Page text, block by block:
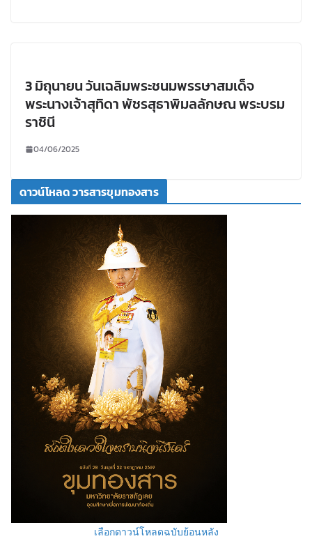
3 มิถุนายน วันเฉลิมพระชนมพรรษาสมเด็จ
พระนางเจ้าสุทิดา พัชรสุธาพิมลลักษณ พระบรม
ราชินี
04/06/2025
ดาวน์โหลด วารสารขุมทองสาร
เลือกดาวน์โหลดฉบับย้อนหลัง